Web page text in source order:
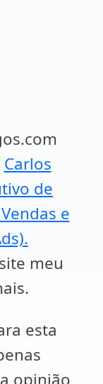
Carlos
de
e
meu
esta
opinião